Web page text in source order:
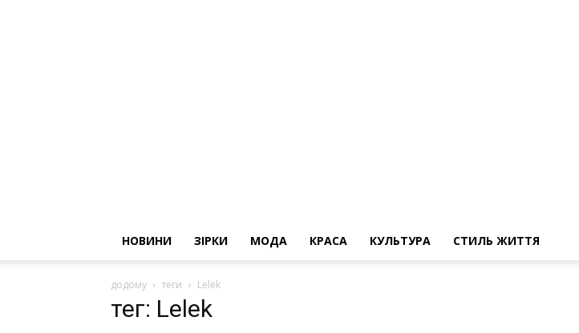
НОВИНИ ЗІРКИ МОДА КРАСА КУЛЬТУРА СТИЛЬ ЖИТТЯ
додому теги Lelek
тег: Lelek